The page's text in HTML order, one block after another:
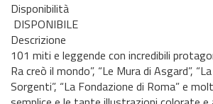
Disponibilità
DISPONIBILE
Descrizione
101 miti e leggende con incredibili
Ra creò il mondo”, “Le Mura di Asgard”,
Sorgenti”, “La Fondazione di Roma” e